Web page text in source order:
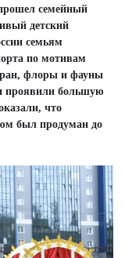
семейный
детский
семьям
по мотивам
флоры и фауны
проявили большую
что
был продуман до